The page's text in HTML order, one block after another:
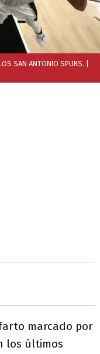
SAN ANTONIO SPURS.
marcado por
los últimos